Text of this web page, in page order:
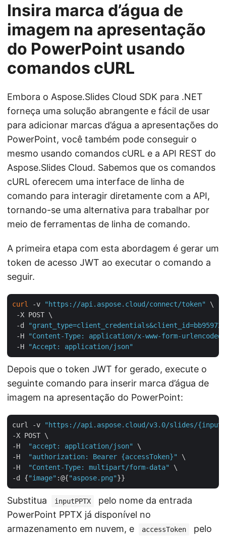
Insira marca d’água de
imagem na apresentação
do PowerPoint usando
comandos cURL
Embora o Aspose.Slides Cloud SDK para .NET
forneça uma solução abrangente e fácil de usar
para adicionar marcas d’água a apresentações do
PowerPoint, você também pode conseguir o
mesmo usando comandos cURL e a API REST do
Aspose.Slides Cloud. Sabemos que os comandos
cURL oferecem uma interface de linha de
comando para interagir diretamente com a API,
tornando-se uma alternativa para trabalhar por
meio de ferramentas de linha de comando.
A primeira etapa com esta abordagem é gerar um
token de acesso JWT ao executar o comando a
seguir.
curl -v "https://api.aspose.cloud/connect/token"
\
-X POST \
-d
"grant_type=client_credentials&client_id=bb959721-
-H
"Content-Type: application/x-www-form-urlencoded"
-H
"Accept: application/json"
Depois que o token JWT for gerado, execute o
seguinte comando para inserir marca d’água de
imagem na apresentação do PowerPoint:
curl -v
"https://api.aspose.cloud/v3.0/slides/
-X POST \
-H
"accept: application/json"
\
-H
"authorization: Bearer {accessToken}"
\
-H
"Content-Type: multipart/form-data"
\
-d {"image" :@{"aspose.png"
Substitua inputPPTX
pelo nome da entrada
PowerPoint PPTX já disponível no
armazenamento em nuvem, e
accessToken pelo